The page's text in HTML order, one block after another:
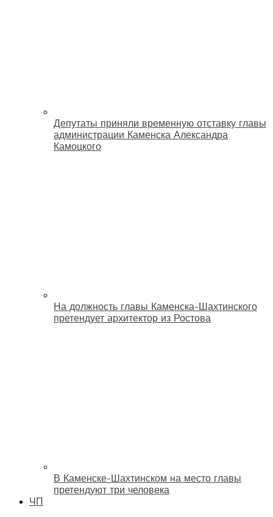
Депутаты приняли временную отставку главы
администрации Каменска Александра
Камоцкого
На должность главы Каменска-Шахтинского
претендует архитектор из Ростова
В Каменске-Шахтинском на место главы
претендуют три человека
ЧП